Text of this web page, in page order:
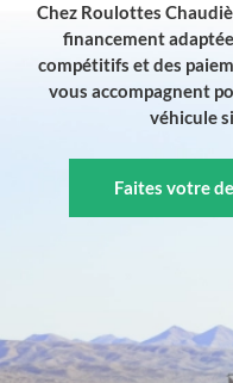
Chez Roulottes
financement
compétitifs et des
vous accompagnent
véhicule
Faites votre